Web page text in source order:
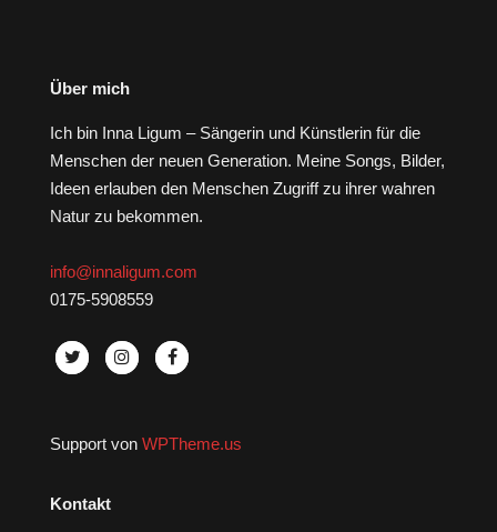
Über mich
Ich bin Inna Ligum – Sängerin und Künstlerin für die
Menschen der neuen Generation. Meine Songs, Bilder,
Ideen erlauben den Menschen Zugriff zu ihrer wahren
Natur zu bekommen.
info@innaligum.com
0175-5908559
Support von WPTheme.us
Kontakt